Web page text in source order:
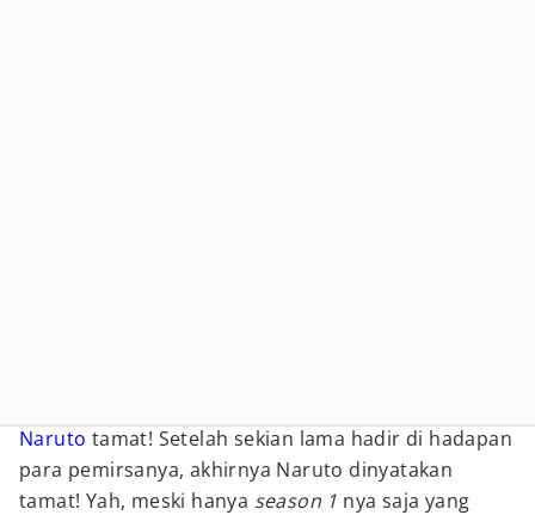
Naruto tamat! Setelah sekian lama hadir di hadapan
para pemirsanya, akhirnya Naruto dinyatakan
tamat! Yah, meski hanya season 1 nya saja yang